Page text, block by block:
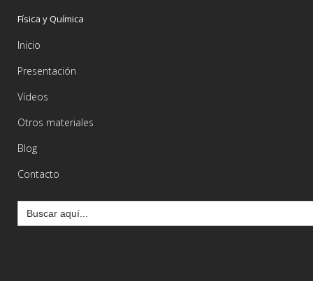
Física y Química
Inicio
Presentación
Vídeos
Otros materiales
Blog
Contacto
Buscar: